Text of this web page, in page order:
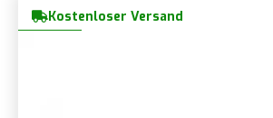
Kostenloser Versand